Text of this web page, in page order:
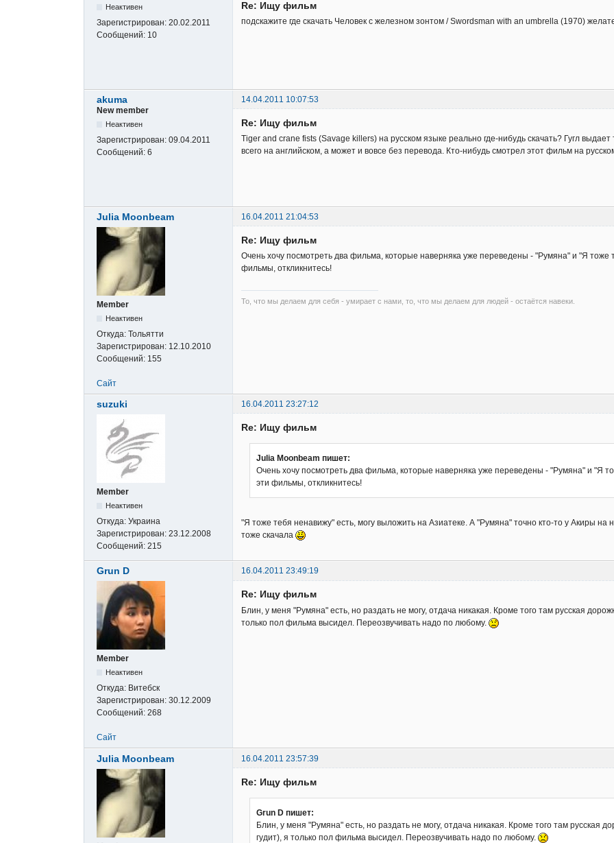
Неактивен
Зарегистрирован: 20.02.2011
Сообщений: 10
Re: Ищу фильм
подскажите где скачать Человек с железном зонтом / Swordsman with an umbrella (1970)
akuma
14.04.2011 10:07:53
New member
Неактивен
Зарегистрирован: 09.04.2011
Сообщений: 6
Re: Ищу фильм
Tiger and crane fists (Savage killers) на русском языке реально где-нибудь скачать? Гугл
всего на английском, а может и вовсе без перевода. Кто-нибудь смотрел этот фильм на
Julia Moonbeam 16.04.2011 21:04:53
Member
Неактивен
Откуда: Тольятти
Зарегистрирован: 12.10.2010
Сообщений: 155
Re: Ищу фильм
Очень хочу посмотреть два фильма, которые наверняка уже переведены - "Румяна" и "Я тоже
фильмы, откликнитесь!
То, что мы делаем для себя - умирает с нами, то, что мы делаем для людей - остаётся навеки.
Сайт
suzuki 16.04.2011 23:27:12
Member
Неактивен
Откуда: Украина
Зарегистрирован: 23.12.2008
Сообщений: 215
Re: Ищу фильм
Julia Moonbeam пишет:
Очень хочу посмотреть два фильма, которые наверняка уже переведены - "Румяна" и "Я
эти фильмы, откликнитесь!
"Я тоже тебя ненавижу" есть, могу выложить на Азиатеке. А "Румяна" точно кто-то у Акиры
тоже скачала
Grun D 16.04.2011 23:49:19
Member
Неактивен
Откуда: Витебск
Зарегистрирован: 30.12.2009
Сообщений: 268
Re: Ищу фильм
Блин, у меня "Румяна" есть, но раздать не могу, отдача никакая. Кроме того там русская
только пол фильма высидел. Переозвучивать надо по любому.
Сайт
Julia Moonbeam 16.04.2011 23:57:39
Re: Ищу фильм
Grun D пишет:
Блин, у меня "Румяна" есть, но раздать не могу, отдача никакая. Кроме того там русская
гудит), я только пол фильма высидел. Переозвучивать надо по любому.